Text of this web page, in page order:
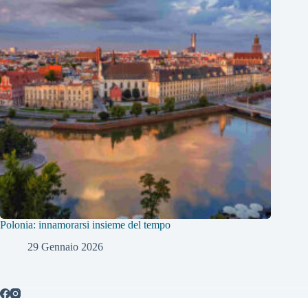
Polonia: innamorarsi insieme del tempo
29 Gennaio 2026